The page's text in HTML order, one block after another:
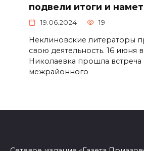
подвели итоги и
19.06.2024 19
Неклиновские литераторы
свою деятельность. 16 июня в
Николаевка прошла встреча
межрайонного